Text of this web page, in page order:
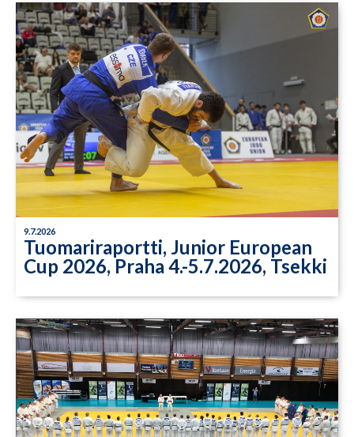
9.7.2026
Tuomariraportti, Junior European
Cup 2026, Praha 4.-5.7.2026, Tsekki